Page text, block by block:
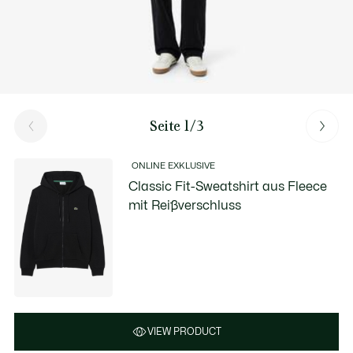
Seite 1/3
ONLINE EXKLUSIVE
Classic Fit-Sweatshirt aus Fleece
mit Reißverschluss
VIEW PRODUCT